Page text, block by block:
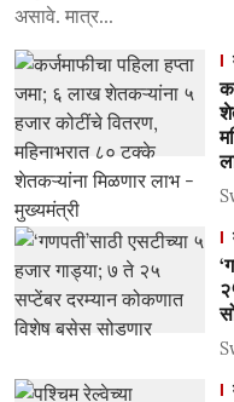
असावे. मात्र...